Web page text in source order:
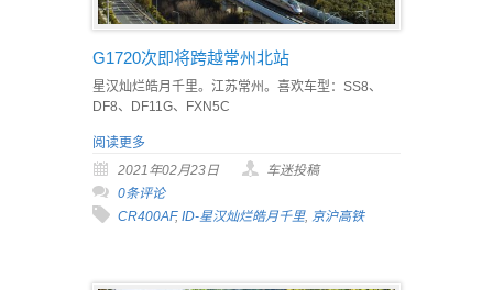
G1720次即将跨越常州北站
星汉灿烂皓月千里。江苏常州。喜欢车型：SS8、
DF8、DF11G、FXN5C
阅读更多
2021年02月23日
车迷投稿
0条评论
CR400AF, ID-星汉灿烂皓月千里, 京沪高铁